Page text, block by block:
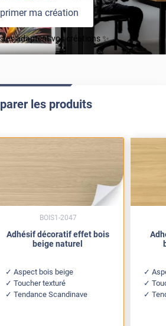
ma création
adaptent vos créations ✨
les produits
Adhésif décoratif effet bois
beige naturel
Aspect bois beige
Toucher texturé
Tendance Scandinave
BOIS1-2047